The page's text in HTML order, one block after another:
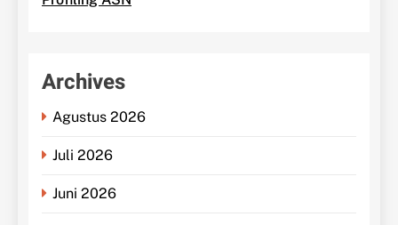
Archives
Agustus 2026
Juli 2026
Juni 2026